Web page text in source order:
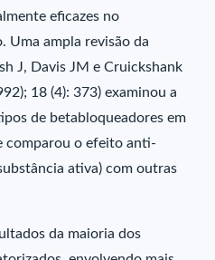
eficazes no
Uma ampla revisão da
J, Davis JM e Cruickshank
18 (4): 373) examinou a
de betabloqueadores em
comparou o efeito anti-
ativa) com outras
da maioria dos